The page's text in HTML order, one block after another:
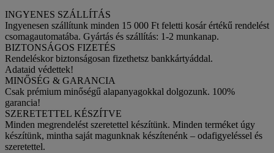
INGYENES SZÁLLÍTÁS
Ingyenesen szállítunk minden 15 000 Ft feletti kosár értékű rendelést
csomagautomatába. Gyártás és szállítás: 1-2 munkanap.
BIZTONSÁGOS FIZETÉS
Rendeléskor biztonságosan fizethetsz bankkártyáddal.
Adataid védettek!
MINŐSÉG & GARANCIA
Csak prémium minőségű alapanyagokkal dolgozunk. 100%
garancia!
SZERETETTEL KÉSZÍTVE
Minden megrendelést szeretettel készítünk. Minden terméket úgy
készítünk, mintha saját magunknak készítenénk – odafigyeléssel és
szeretettel.